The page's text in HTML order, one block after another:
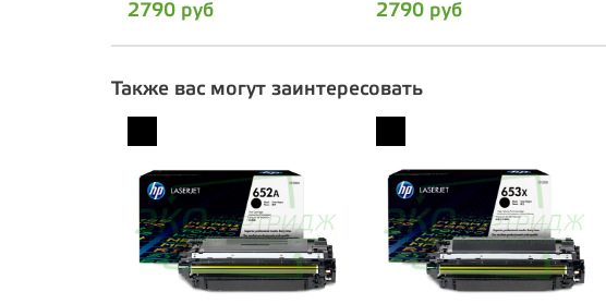
2790 руб 2790 руб
Также вас могут заинтересовать